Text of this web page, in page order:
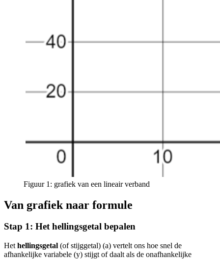
Figuur 1: grafiek van een lineair verband
Van grafiek naar formule
Stap 1: Het hellingsgetal bepalen
Het hellingsgetal (of stijggetal) (a) vertelt ons hoe snel de
afhankelijke variabele (y) stijgt of daalt als de onafhankelijke